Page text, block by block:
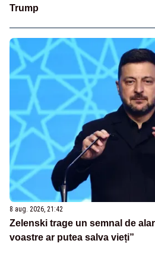
Trump
8 aug. 2026, 21:42
Zelenski trage un semnal de
voastre ar putea salva vieți”